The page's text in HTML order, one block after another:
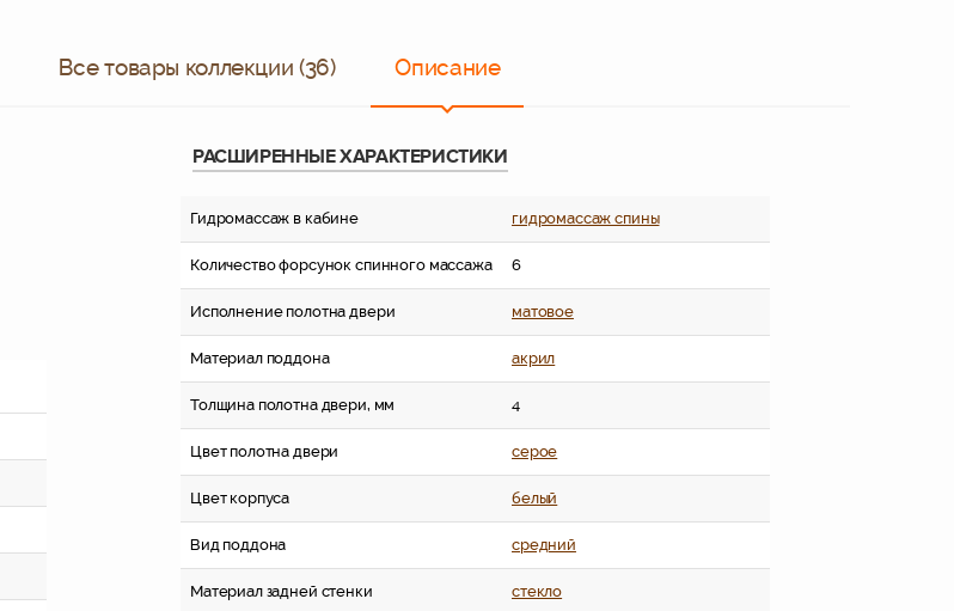
Все товары коллекции (36) Описание
РАСШИРЕННЫЕ ХАРАКТЕРИСТИКИ
Гидромассаж в кабине гидромассаж спины
Количество форсунок спинного массажа 6
Исполнение полотна двери матовое
Материал поддона акрил
Толщина полотна двери, мм 4
Цвет полотна двери серое
Цвет корпуса белый
Вид поддона средний
Материал задней стенки стекло